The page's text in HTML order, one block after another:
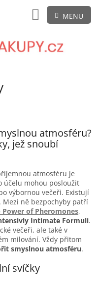
NÁKUPNÍ
KOŠÍK
atmosféru?
jež snoubí
atmosféru je
účelu mohou posloužit
výbornou večeři. Existují
ně bezpochyby patří
of Pheromones,
Intimate Formuli.
večeři, ale také v
milování. Vždy přitom
smyslnou atmosféru.
svíčky